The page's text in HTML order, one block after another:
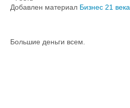
Добавлен материал Бизнес 21 века
Большие деньги всем.